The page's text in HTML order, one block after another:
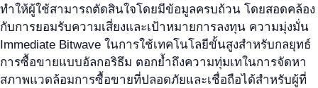
ทำให้ผู้ใช้สามารถตัดสินใจโดยมีข้อมูลครบถ้วน โดยสอดคล้อง
กับการยอมรับความเสี่ยงและเป้าหมายการลงทุน ความมุ่งมั่น
Immediate Bitwave ในการใช้เทคโนโลยีขั้นสูงสำหรับกลยุทธ์
การซื้อขายแบบอัลกอริธึม ตอกย้ำถึงความทุ่มเทในการจัดหา
สภาพแวดล้อมการซื้อขายที่ปลอดภัยและเชื่อถือได้สำหรับผู้ที่